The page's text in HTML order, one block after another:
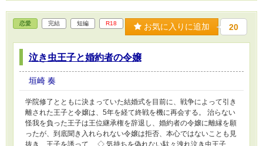
恋愛 完結 短編 R18 お気に入りに追加 20
泣き虫王子と婚約者の令嬢
垣崎 奏
学院修了とともに決まっていた結婚式を目前に、戦争によって引き
離された王子と令嬢は、5年を経て終戦を機に再会する。 治らない
怪我を負った王子は王位継承権を辞退し、婚約者の令嬢に離縁を願
ったが、到底聞き入れられない令嬢は拒否、本心ではないことも見